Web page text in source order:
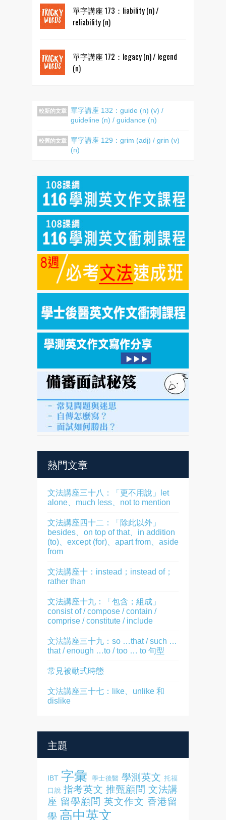
單字講座 173：liability (n) /
reliability (n)
單字講座 172：legacy (n) / legend
(n)
較新的文章
單字講座 132：guide (n) (v) /
guideline (n) / guidance (n)
較舊的文章
單字講座 129：grim (adj) / grin (v)
(n)
熱門文章
文法講座三十八：「更不用說」let
alone、much less、not to mention
文法講座四十二：「除此以外」
besides、on top of that、in addition
(to)、except (for)、apart from、aside
from
文法講座十：instead；instead of；
rather than
文法講座十九：「包含；組成」
consist of / compose / contain /
comprise / constitute / include
文法講座三十九：so …that / such …
that / enough …to / too … to 句型
常見被動式時態
文法講座三十七：like、unlike 和
dislike
主題
IBT 字彙 學士後醫 學測英文 托福
口說 指考英文 推甄顧問 文法講
座 留學顧問 英文作文 香港留
學 高中英文